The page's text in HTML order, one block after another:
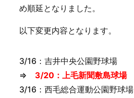
め順延となりました。
以下変更内容となります。
3/16：吉井中央公園野球場
⇒ 3/20：上毛新聞敷島球場
3/16：西毛総合運動公園野球場